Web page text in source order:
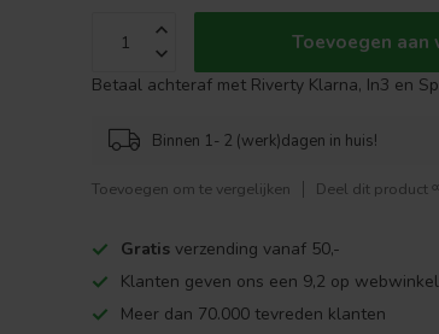
Toevoegen aan
Betaal achteraf met Riverty Klarna, In3 en
Binnen 1- 2 (werk)dagen in huis!
Toevoegen om te vergelijken Deel dit product
Gratis verzending vanaf 50,-
Klanten geven ons een 9,2 op
Meer dan 70.000 tevreden klanten